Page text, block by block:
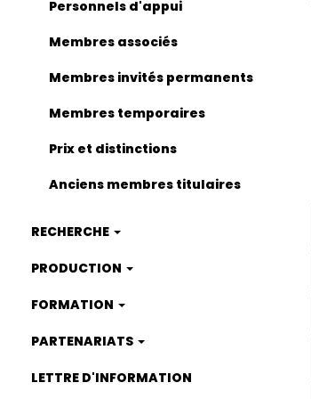
Personnels d'appui
Membres associés
Membres invités permanents
Membres temporaires
Prix et distinctions
Anciens membres titulaires
RECHERCHE
PRODUCTION
FORMATION
PARTENARIATS
LETTRE D'INFORMATION